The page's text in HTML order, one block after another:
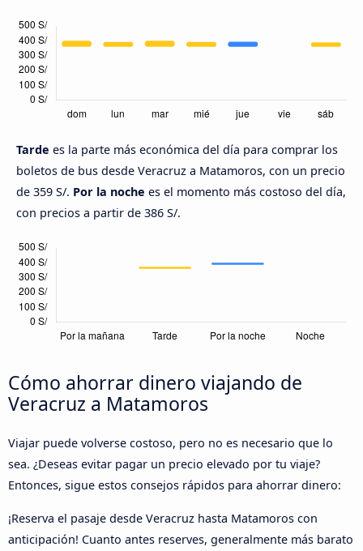
Tarde es la parte más económica del día para comprar los
boletos de bus desde Veracruz a Matamoros, con un precio
de 359 S/. Por la noche es el momento más costoso del día,
con precios a partir de 386 S/.
Cómo ahorrar dinero viajando de
Veracruz a Matamoros
Viajar puede volverse costoso, pero no es necesario que lo
sea. ¿Deseas evitar pagar un precio elevado por tu viaje?
Entonces, sigue estos consejos rápidos para ahorrar dinero:
¡Reserva el pasaje desde Veracruz hasta Matamoros con
anticipación! Cuanto antes reserves, generalmente más barato